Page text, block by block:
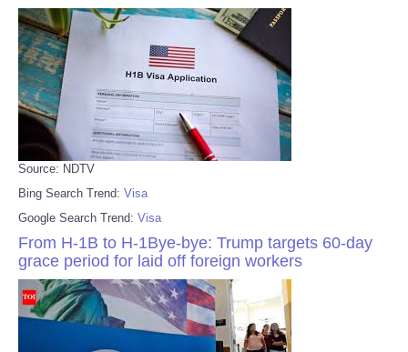
Source: NDTV
Bing Search Trend: Visa
Google Search Trend: Visa
From H-1B to H-1Bye-bye: Trump targets 60-day
grace period for laid off foreign workers